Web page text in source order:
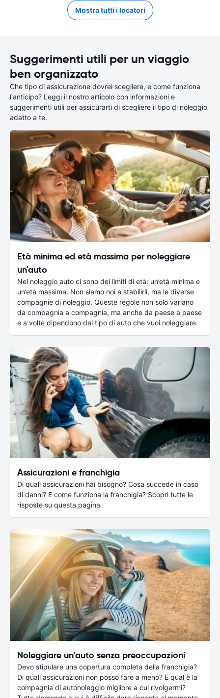
Mostra tutti i locatori
Suggerimenti utili per un viaggio
ben organizzato
Che tipo di assicurazione dovrei scegliere, e come funziona
l'anticipo? Leggi il nostro articolo con informazioni e
suggerimenti utili per assicurarti di scegliere il tipo di noleggio
adatto a te.
Età minima ed età massima per noleggiare
un'auto
Nel noleggio auto ci sono dei limiti di età: un’età minima e
un’età massima. Non siamo noi a stabilirli, ma le diverse
compagnie di noleggio. Queste regole non solo variano
da compagnia a compagnia, ma anche da paese a paese
e a volte dipendono dal tipo di auto che vuoi noleggiare.
Assicurazioni e franchigia
Di quali assicurazioni hai bisogno? Cosa succede in caso
di danni? E come funziona la franchigia? Scopri tutte le
risposte su questa pagina
Noleggiare un’auto senza preoccupazioni
Devo stipulare una copertura completa della franchigia?
Di quali assicurazioni non posso fare a meno? E qual è la
compagnia di autonoleggio migliore a cui rivolgermi?